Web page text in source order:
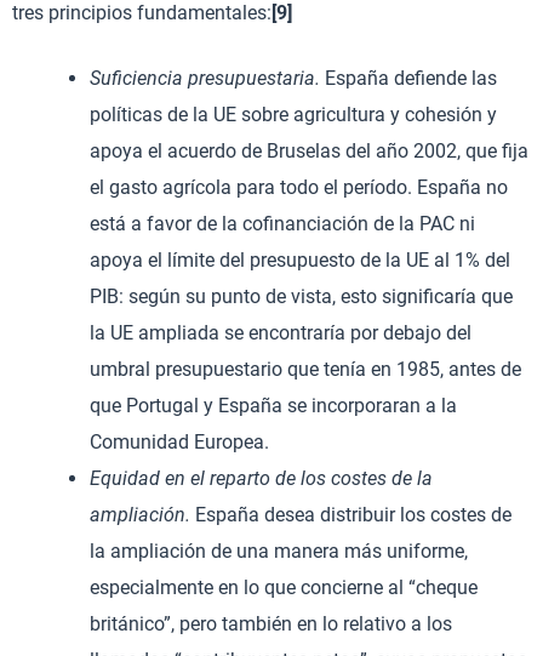
tres principios fundamentales: [9]
Suficiencia presupuestaria. España defiende las
políticas de la UE sobre agricultura y cohesión y
apoya el acuerdo de Bruselas del año 2002, que fija
el gasto agrícola para todo el período. España no
está a favor de la cofinanciación de la PAC ni
apoya el límite del presupuesto de la UE al 1% del
PIB: según su punto de vista, esto significaría que
la UE ampliada se encontraría por debajo del
umbral presupuestario que tenía en 1985, antes de
que Portugal y España se incorporaran a la
Comunidad Europea.
Equidad en el reparto de los costes de la
ampliación. España desea distribuir los costes de
la ampliación de una manera más uniforme,
especialmente en lo que concierne al “cheque
británico”, pero también en lo relativo a los